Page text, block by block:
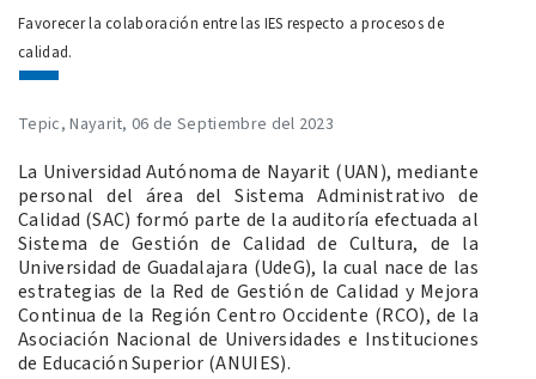
Favorecer la colaboración entre las IES respecto a procesos de
calidad.
Tepic, Nayarit, 06 de Septiembre del 2023
La Universidad Autónoma de Nayarit (UAN), mediante
personal del área del Sistema Administrativo de
Calidad (SAC) formó parte de la auditoría efectuada al
Sistema de Gestión de Calidad de Cultura, de la
Universidad de Guadalajara (UdeG), la cual nace de las
estrategias de la Red de Gestión de Calidad y Mejora
Continua de la Región Centro Occidente (RCO), de la
Asociación Nacional de Universidades e Instituciones
de Educación Superior (ANUIES).